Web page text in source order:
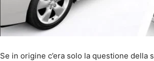
Se in origine c’era solo la questione